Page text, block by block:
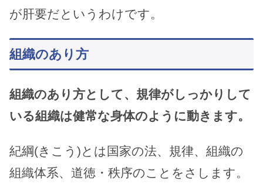
が肝要だというわけです。
組織のあり方
組織のあり方として、規律がしっかりして
いる組織は健常な身体のように動きます。
紀綱(きこう)とは国家の法、規律、組織の
組織体系、道徳・秩序のことをさします。